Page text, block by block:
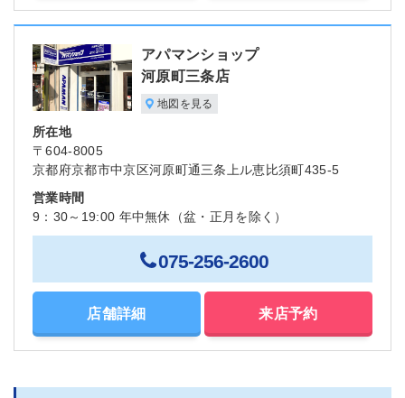
アパマンショップ
河原町三条店
地図を見る
所在地
〒604-8005
京都府京都市中京区河原町通三条上ル恵比須町435-5
営業時間
9：30～19:00 年中無休（盆・正月を除く）
075-256-2600
店舗詳細 来店予約